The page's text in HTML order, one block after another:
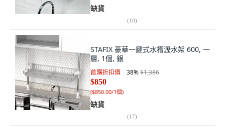
缺貨
(10)
STAFIX 豪華一鍵式水槽瀝水架 600, 一
層, 1個, 銀
首購折扣價 38%$1,386
$850
($850.00/1個)
缺貨
(17)